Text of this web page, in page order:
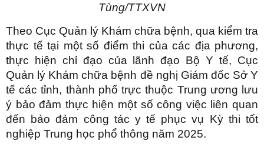
Tùng/TTXVN
Theo Cục Quản lý Khám chữa bệnh, qua kiểm tra
thực tế tại một số điểm thi của các địa phương,
thực hiện chỉ đạo của lãnh đạo Bộ Y tế, Cục
Quản lý Khám chữa bệnh đề nghị Giám đốc Sở Y
tế các tỉnh, thành phố trực thuộc Trung ương lưu
ý bảo đảm thực hiện một số công việc liên quan
đến bảo đảm công tác y tế phục vụ Kỳ thi tốt
nghiệp Trung học phổ thông năm 2025.